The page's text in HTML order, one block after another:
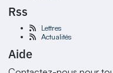
Rss
Lettres
Actualités
Aide